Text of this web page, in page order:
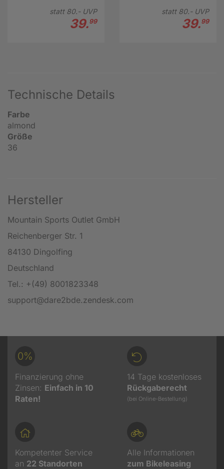
statt 80.-UVP
39.99
statt 80.-UVP
39.99
Technische Details
Farbe
almond
Größe
36
Hersteller
Mountain Sports Outlet GmbH
Reichenberger Str. 1
84130 Dingolfing
Deutschland
Tel.: +(49) 8001823348
support@dare2bde.zendesk.com
0%
Finanzierung ohne
Zinsen: Einfach in 10
Raten!
14 Tage kostenloses
Rückgaberecht
(bei Online-Bestellung)
Kompetenter Service
an 22 Standorten
Alle Informationen
zum Bikeleasing